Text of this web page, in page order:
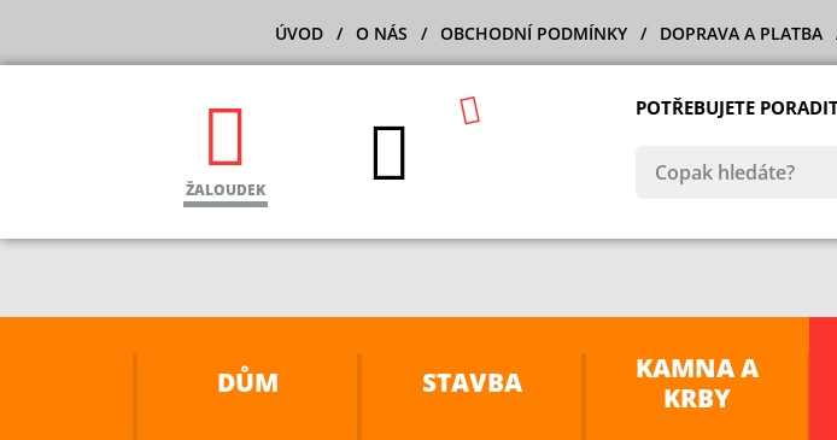
ÚVOD O NÁS OBCHODNÍ PODMÍNKY DOPRAVA A PLATBA
ŽALOUDEK
POTŘEBUJETE
DŮM STAVBA
KAMNA A
KRBY